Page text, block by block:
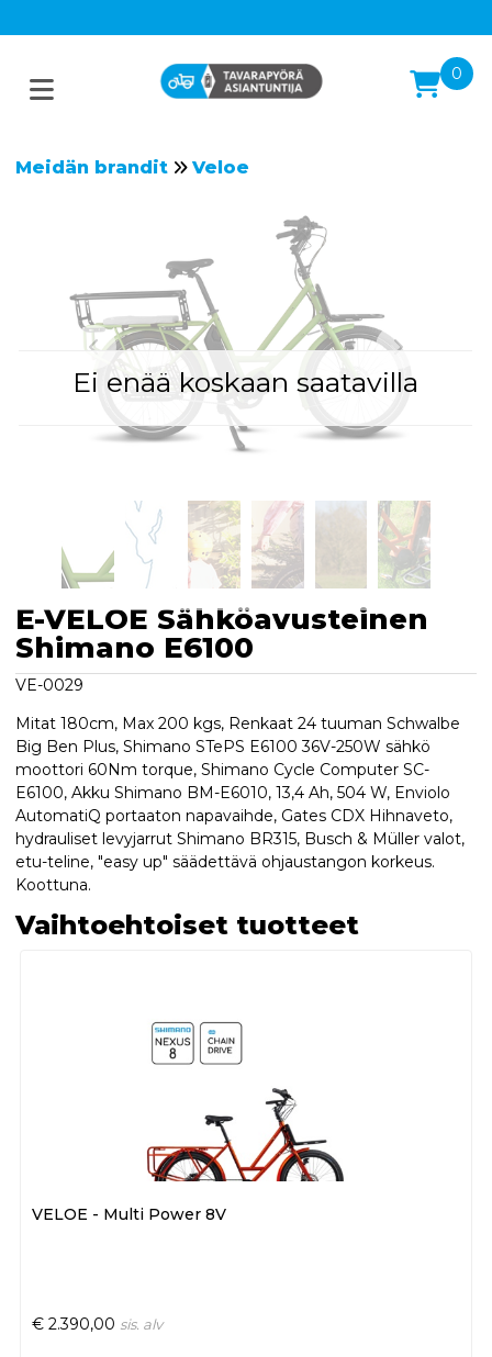
0
Meidän brandit Veloe
Ei enää koskaan saatavilla
E-VELOE Sähköavusteinen
Shimano E6100
VE-0029
Mitat 180cm, Max 200 kgs, Renkaat 24 tuuman Schwalbe
Big Ben Plus, Shimano STePS E6100 36V-250W sähkö
moottori 60Nm torque, Shimano Cycle Computer SC-
E6100, Akku Shimano BM-E6010, 13,4 Ah, 504 W, Enviolo
AutomatiQ portaaton napavaihde, Gates CDX Hihnaveto,
hydrauliset levyjarrut Shimano BR315, Busch & Müller valot,
etu-teline, "easy up" säädettävä ohjaustangon korkeus.
Koottuna.
Vaihtoehtoiset tuotteet
VELOE - Multi Power 8V
€ 2.390,00 sis. alv